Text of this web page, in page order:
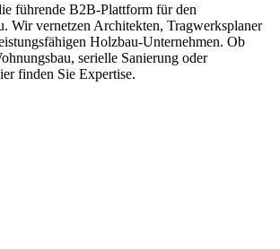
führende B2B-Plattform für den
Wir vernetzen Architekten, Tragwerksplaner
Holzbau-Unternehmen. Ob
serielle Sanierung oder
finden Sie Expertise.